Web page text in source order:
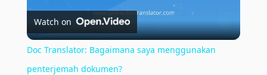
Video
Watch on
Doc Translator: Bagaimana saya menggunakan
penterjemah dokumen?